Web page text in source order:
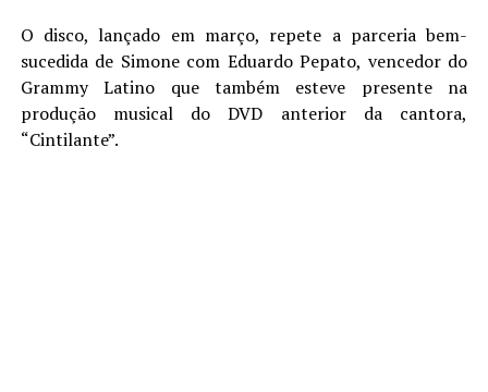
O disco, lançado em março, repete a parceria bem-
sucedida de Simone com Eduardo Pepato, vencedor do
Grammy Latino que também esteve presente na
produção musical do DVD anterior da cantora,
“Cintilante”.